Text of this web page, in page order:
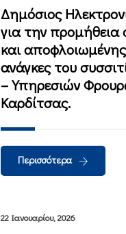
Δημόσιος
για την
και
ανάγκες του
– Υπηρεσιών
Καρδίτσας.
Περισσότερα
22 Ιανουαρίου, 2026